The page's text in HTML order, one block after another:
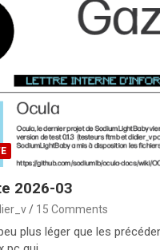
2026-03
15 Comments
plus léger que les